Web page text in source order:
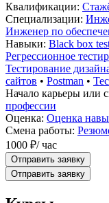
Квалификации:
Специализации:
Инженер по
Навыки: Black box
Регрессионное
Тестирование
сайтов • Postman •
Начало карьеры или
профессии
Оценка: Оценка
Смена работы:
1000 ₽/ час
Отправить заявку
Отправить заявку